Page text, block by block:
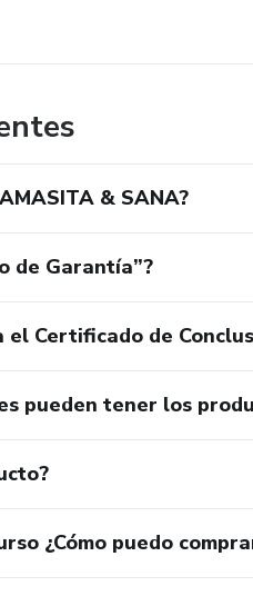
& SANA?
de Garantía”?
el Certificado de
pueden tener los
¿Cómo puedo